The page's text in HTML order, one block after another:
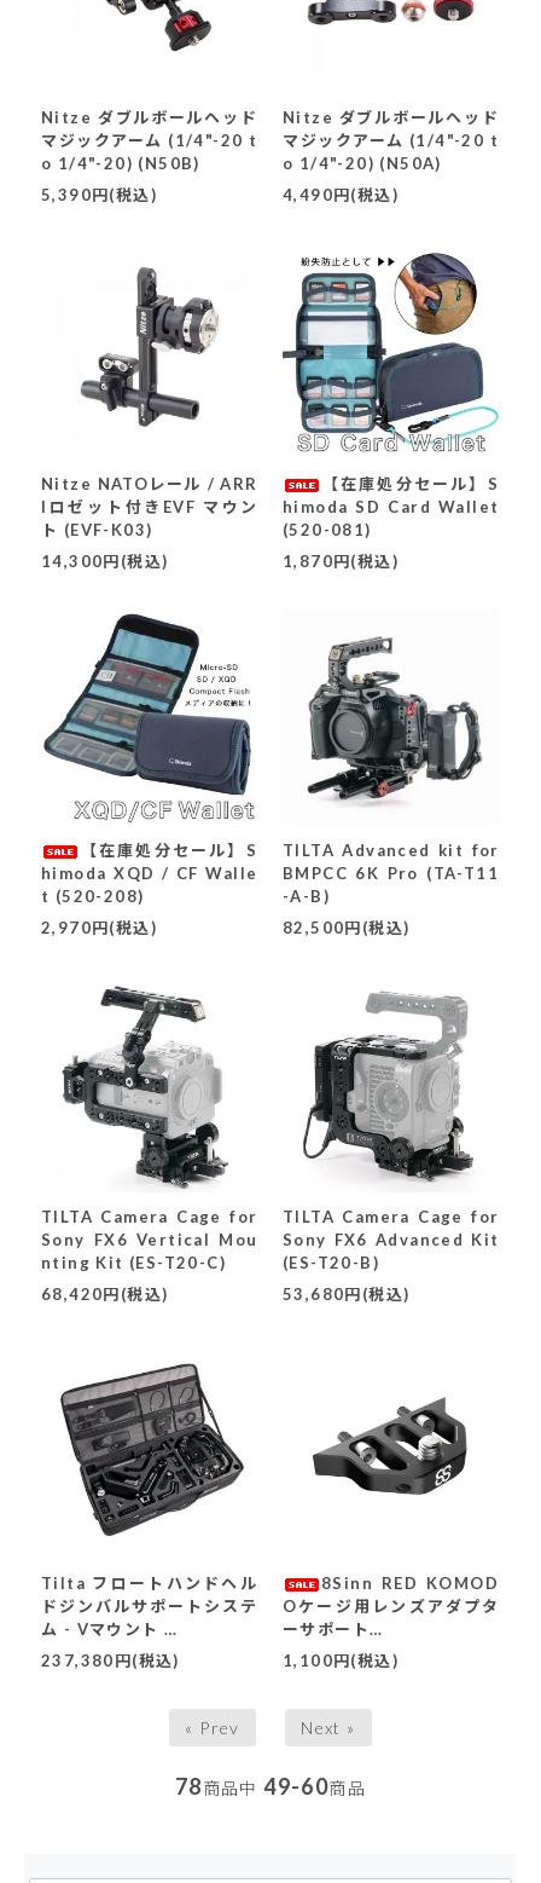
Nitze ダブルボールヘッド
マジックアーム (1/4"-20 t
o 1/4"-20) (N50B)
5,390円(税込)
Nitze ダブルボールヘッド
マジックアーム (1/4"-20 t
o 1/4"-20) (N50A)
4,490円(税込)
Nitze NATOレール / ARR
Iロゼット付きEVF マウン
ト (EVF-K03)
14,300円(税込)
【在庫処分セール】S
himoda SD Card Wallet
(520-081)
1,870円(税込)
【在庫処分セール】S
himoda XQD / CF Walle
t (520-208)
2,970円(税込)
TILTA Advanced kit for
BMPCC 6K Pro (TA-T11
-A-B)
82,500円(税込)
TILTA Camera Cage for
Sony FX6 Vertical Mou
nting Kit (ES-T20-C)
68,420円(税込)
TILTA Camera Cage for
Sony FX6 Advanced Kit
(ES-T20-B)
53,680円(税込)
Tilta フロートハンドヘル
ドジンバルサポートシステ
ム - Vマウント
(GSS-T01-V)
237,380円(税込)
8Sinn RED KOMOD
Oケージ用レンズアダプタ
ーサポート
(8-LAS-FOR-RK C)(SAL
E)
1,100円(税込)
« Prev Next »
78商品中 49-60商品